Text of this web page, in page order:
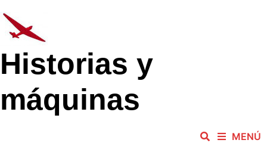
al
contenido
Historias y
máquinas
MENÚ